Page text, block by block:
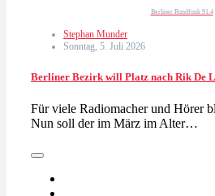
Berliner Rundfunk 91.4
Stephan Munder
Sonntag, 5. Juli 2026
Berliner Bezirk will Platz nach Rik De
Für viele Radiomacher und Hörer
Nun soll der im März im Alter…